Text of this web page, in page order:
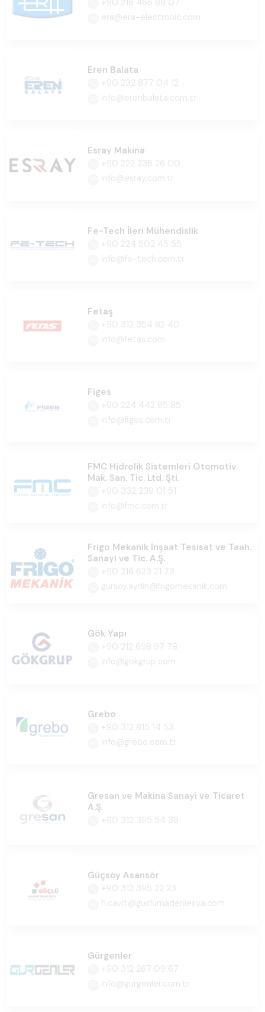
era@era-electronic.com
Eren Balata
+90 232 877 04 12
info@erenbalata.com.tr
Esray Makina
+90 222 236 26 00
info@esray.com.tr
Fe-Tech İleri Mühendislik
+90 224 502 45 55
info@fe-tech.com.tr
Fetaş
+90 312 354 82 40
info@fetas.com
Figes
+90 224 442 85 85
info@figes.com.tr
FMC Hidrolik Sistemleri Otomotiv
Mak. San. Tic. Ltd. Şti.
+90 332 239 01 51
info@fmc.com.tr
Frigo Mekanik İnşaat Tesisat ve Taah.
Sanayi ve Tic. A.Ş.
+90 216 623 21 73
gursoy.aydin@frigomekanik.com
Gök Yapı
+90 212 698 97 78
info@gokgrup.com
Grebo
+90 312 815 14 53
info@grebo.com.tr
Gresan ve Makina Sanayi ve Ticaret
A.Ş.
+90 312 395 54 38
Güçsoy Asansör
+90 312 395 22 23
h.cavit@guclumadeniesya.com
Gürgenler
+90 312 267 09 67
info@gurgenler.com.tr